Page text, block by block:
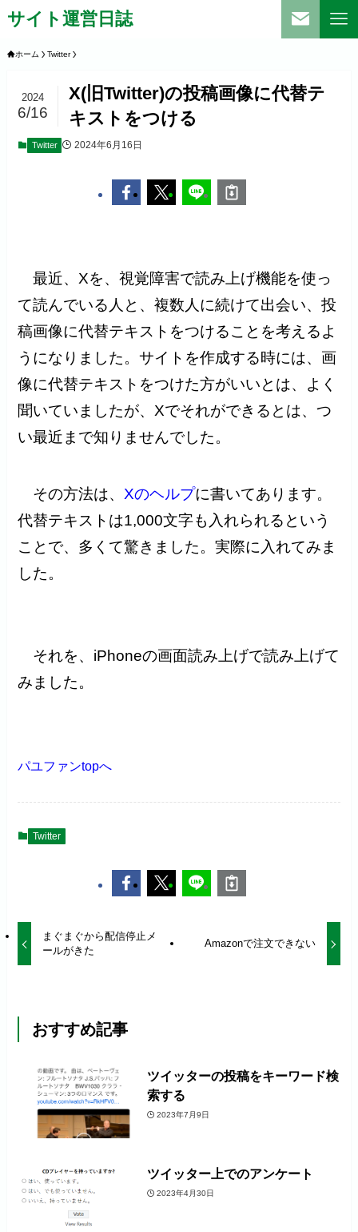
サイト運営日誌
ホーム Twitter
X(旧Twitter)の投稿画像に代替テ
キストをつける
2024
6/16
Twitter 2024年6月16日
最近、Xを、視覚障害で読み上げ機能を使っ
て読んでいる人と、複数人に続けて出会い、投
稿画像に代替テキストをつけることを考えるよ
うになりました。サイトを作成する時には、画
像に代替テキストをつけた方がいいとは、よく
聞いていましたが、Xでそれができるとは、つ
い最近まで知りませんでした。
その方法は、 Xのヘルプに書いてあります。
代替テキストは1,000文字も入れられるという
ことで、多くて驚きました。実際に入れてみま
した。
それを、iPhoneの画面読み上げで読み上げて
みました。
パユファンtopへ
Twitter
まぐまぐから配信停止メ
ールがきた
Amazonで注文できない
おすすめ記事
ツイッターの投稿をキーワード検
索する
2023年7月9日
ツイッター上でのアンケート
2023年4月30日